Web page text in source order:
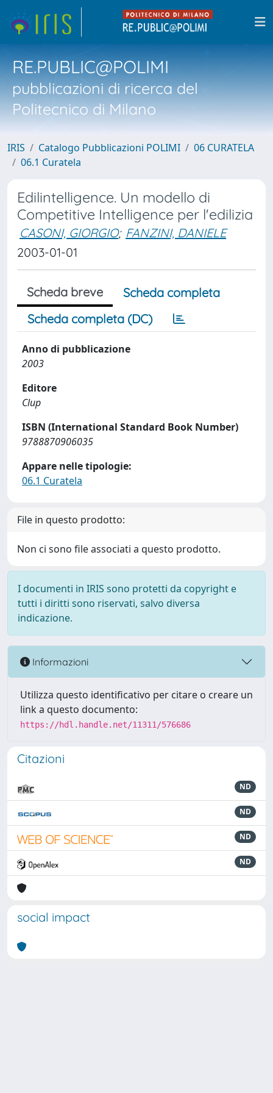
RE.PUBLIC@POLIMI
pubblicazioni di ricerca del
Politecnico di Milano
IRIS Catalogo Pubblicazioni POLIMI
06 CURATELA
06.1 Curatela
Edilintelligence. Un modello di
Competitive Intelligence per l'edilizia
CASONI, GIORGIO; FANZINI, DANIELE
2003-01-01
Scheda breve
Scheda completa
Scheda completa (DC)
Anno di pubblicazione
2003
Editore
Clup
ISBN (International Standard Book Number)
9788870906035
Appare nelle tipologie:
06.1 Curatela
File in questo prodotto:
Non ci sono file associati a questo prodotto.
I documenti in IRIS sono protetti da copyright e
tutti i diritti sono riservati, salvo diversa
indicazione.
Informazioni
Utilizza questo identificativo per citare o creare un
link a questo documento:
https://hdl.handle.net/11311/576686
Citazioni
ND
ND
ND
ND
social impact